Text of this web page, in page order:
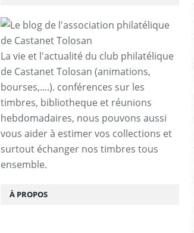
La vie et l'actualité du club philatélique
de Castanet Tolosan (animations,
bourses,....). conférences sur les
timbres, bibliotheque et réunions
hebdomadaires, nous pouvons aussi
vous aider à estimer vos collections et
surtout échanger nos timbres tous
ensemble.
À PROPOS